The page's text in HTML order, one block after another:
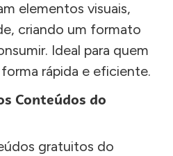
elementos visuais,
criando um formato
Ideal para quem
rápida e eficiente.
Conteúdos do
gratuitos do